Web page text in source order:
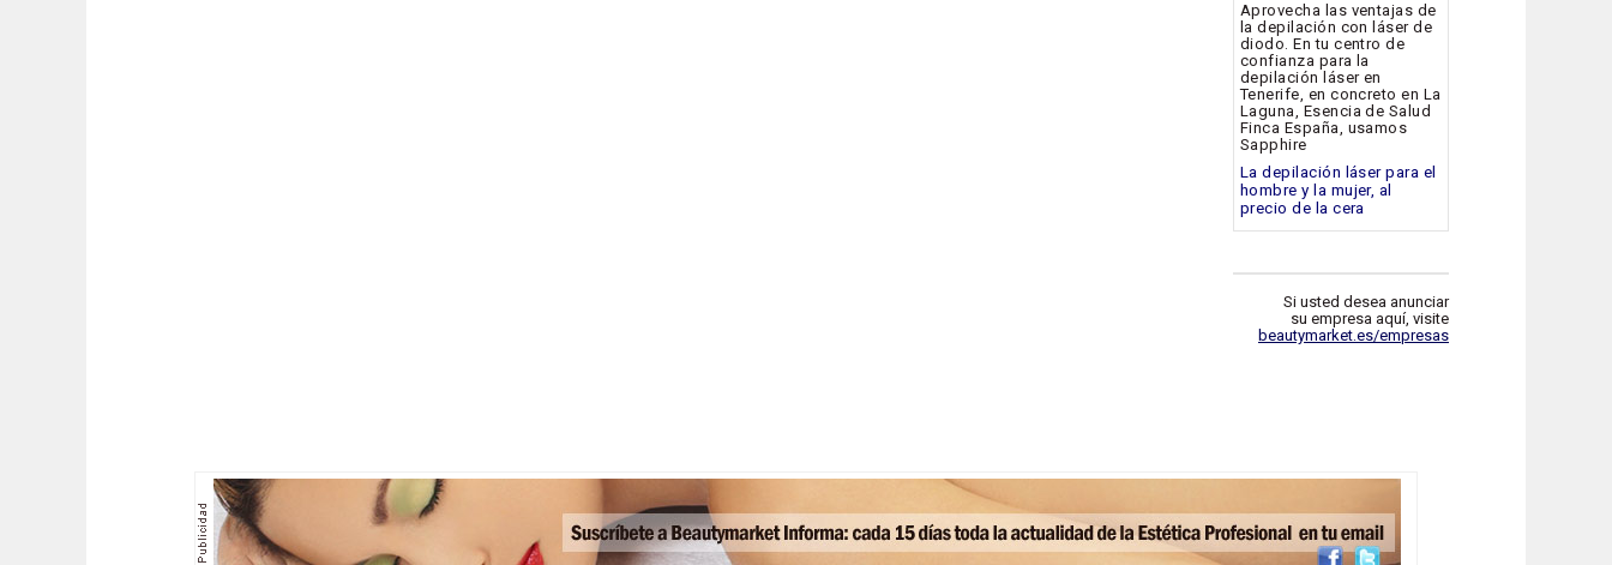
Aprovecha las ventajas de
la depilación con láser de
diodo. En tu centro de
confianza para la
depilación láser en
Tenerife, en concreto en La
Laguna, Esencia de Salud
Finca España, usamos
Sapphire
La depilación láser para el
hombre y la mujer, al
precio de la cera
Si usted desea anunciar
su empresa aquí, visite
beautymarket.es/empresas